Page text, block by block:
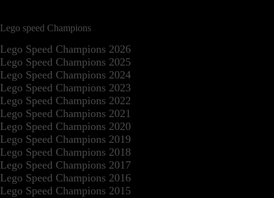
Lego speed Champions
Lego Speed Champions 2026
Lego Speed Champions 2025
Lego Speed Champions 2024
Lego Speed Champions 2023
Lego Speed Champions 2022
Lego Speed Champions 2021
Lego Speed Champions 2020
Lego Speed Champions 2019
Lego Speed Champions 2018
Lego Speed Champions 2017
Lego Speed Champions 2016
Lego Speed Champions 2015